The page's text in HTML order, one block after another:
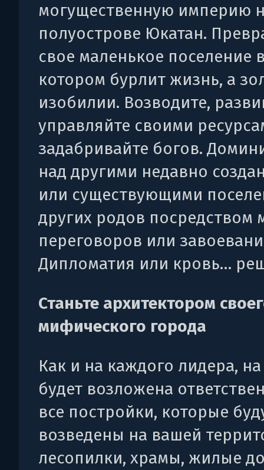
могущественную империю
полуострове Юкатан.
свое маленькое поселение
котором бурлит жизнь, а
изобилии. Возводите,
управляйте своими
задабривайте богов.
над другими недавно
или существующими
других родов посредством
переговоров или
Дипломатия или кровь…
Станьте архитектором
мифического города
Как и на каждого лидера, на
будет возложена
все постройки, которые
возведены на вашей
лесопилки, храмы, жилые